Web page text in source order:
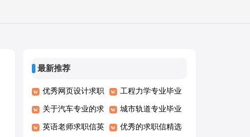
最新推荐
优秀网页设计求职
信范文
工程力学专业毕业
求职信模板
关于汽车专业的求
职信模板
城市轨道专业毕业
生求职信
英语老师求职信英 优秀的求职信精选